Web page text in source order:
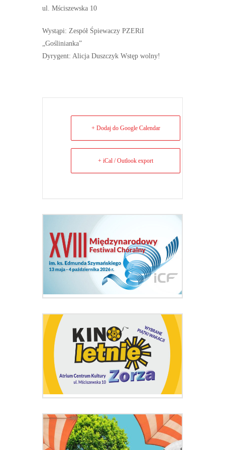
ul. Mściszewska 10
Wystąpi: Zespół Śpiewaczy PZERiI
„Goślinianka”
Dyrygent: Alicja Duszczyk Wstęp wolny!
+ Dodaj do Google Calendar
+ iCal / Outlook export